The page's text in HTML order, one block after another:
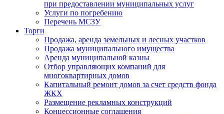
при предоставлении муниципальных услуг
Услуги по погребению
Перечень МСЗУ
Торги
Продажа, аренда земельных и лесных участков
Продажа муниципального имущества
Аренда муниципальной казны
Отбор управляющих компаний для
многоквартирных домов
Капитальный ремонт домов за счет средств фонда
ЖКХ
Размещение рекламных конструкций
Концессионные соглашения